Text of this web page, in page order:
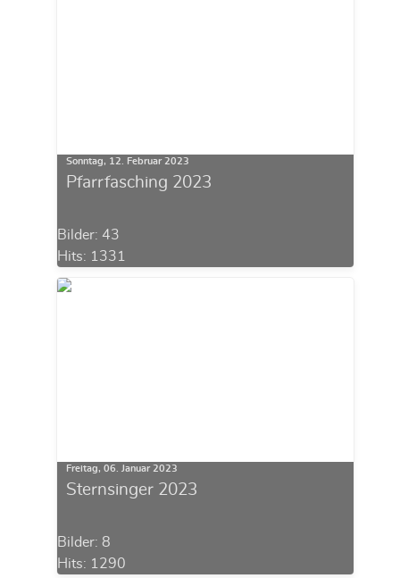
Sonntag, 12. Februar 2023
Pfarrfasching 2023
Bilder: 43
Hits: 1331
Freitag, 06. Januar 2023
Sternsinger 2023
Bilder: 8
Hits: 1290